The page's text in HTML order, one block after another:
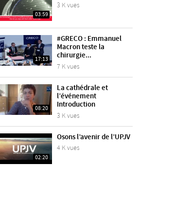
03:59
3 K vues
17:13
#GRECO : Emmanuel
Macron teste la
chirurgie...
7 K vues
08:20
La cathédrale et
l’événement
Introduction
3 K vues
02:20
Osons l’avenir de l’UPJV
4 K vues